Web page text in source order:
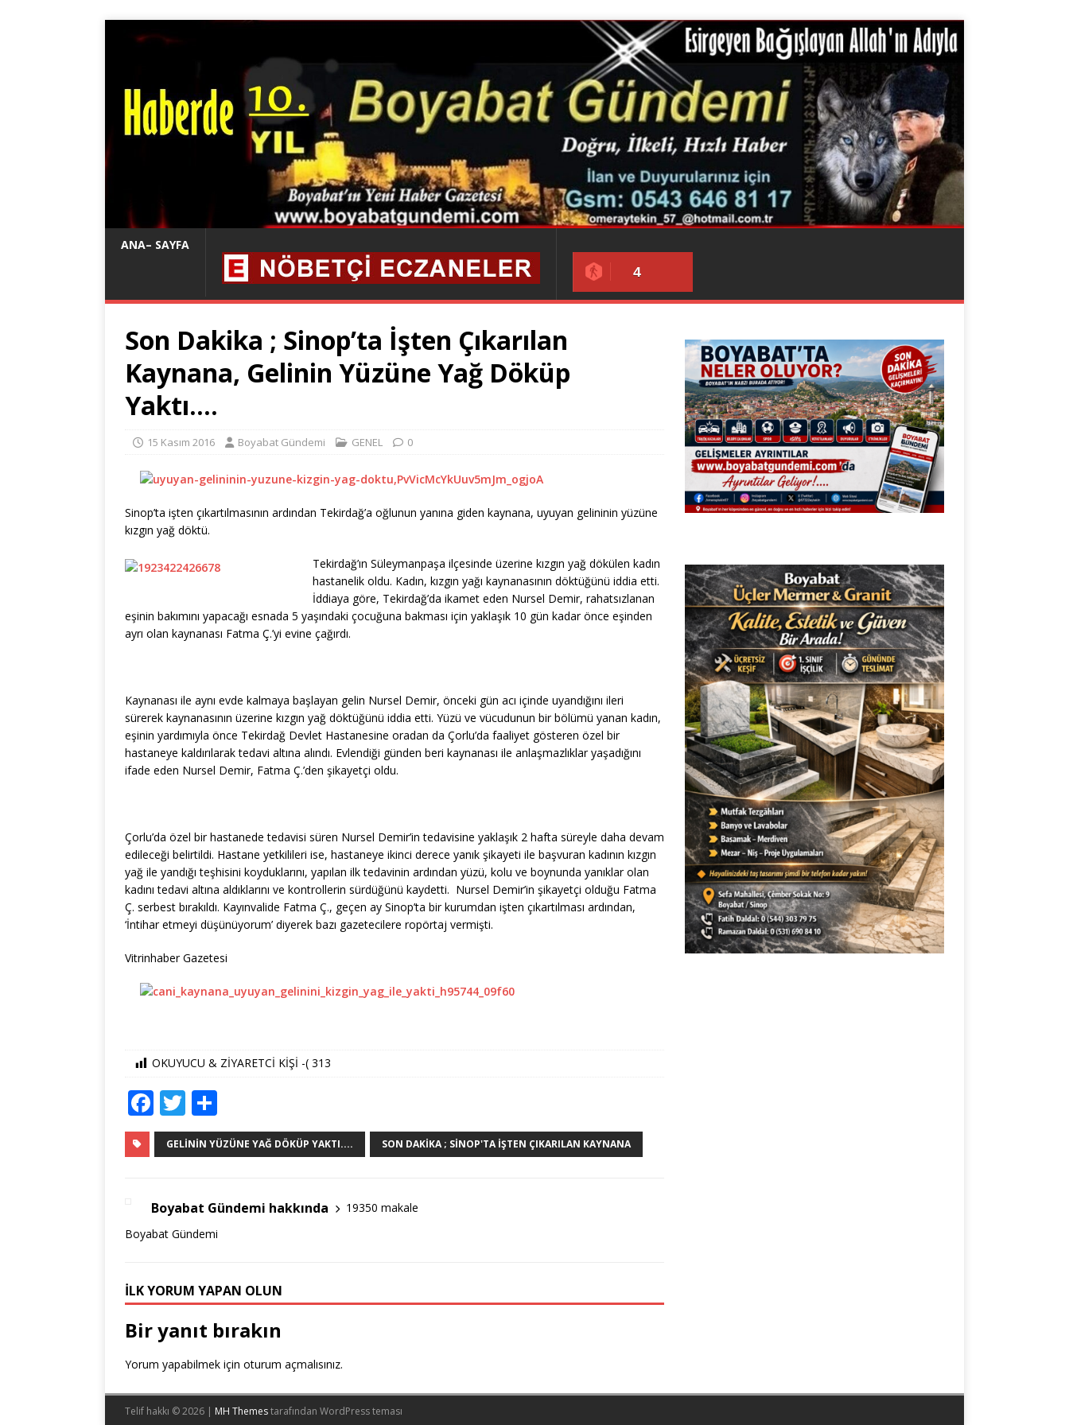
ANA– SAYFA
4
Son Dakika ; Sinop’ta İşten Çıkarılan
Kaynana, Gelinin Yüzüne Yağ Döküp
Yaktı….
15 Kasım 2016 Boyabat Gündemi GENEL 0
Sinop’ta işten çıkartılmasının ardından Tekirdağ’a oğlunun yanına giden kaynana, uyuyan gelininin yüzüne
kızgın yağ döktü.
Tekirdağ’ın Süleymanpaşa ilçesinde üzerine kızgın yağ dökülen kadın
hastanelik oldu. Kadın, kızgın yağı kaynanasının döktüğünü iddia etti.
İddiaya göre, Tekirdağ’da ikamet eden Nursel Demir, rahatsızlanan
eşinin bakımını yapacağı esnada 5 yaşındaki çocuğuna bakması için yaklaşık 10 gün kadar önce eşinden
ayrı olan kaynanası Fatma Ç.’yi evine çağırdı.
Kaynanası ile aynı evde kalmaya başlayan gelin Nursel Demir, önceki gün acı içinde uyandığını ileri
sürerek kaynanasının üzerine kızgın yağ döktüğünü iddia etti. Yüzü ve vücudunun bir bölümü yanan kadın,
eşinin yardımıyla önce Tekirdağ Devlet Hastanesine oradan da Çorlu’da faaliyet gösteren özel bir
hastaneye kaldırılarak tedavi altına alındı. Evlendiği günden beri kaynanası ile anlaşmazlıklar yaşadığını
ifade eden Nursel Demir, Fatma Ç.’den şikayetçi oldu.
Çorlu’da özel bir hastanede tedavisi süren Nursel Demir’in tedavisine yaklaşık 2 hafta süreyle daha devam
edileceği belirtildi. Hastane yetkilileri ise, hastaneye ikinci derece yanık şikayeti ile başvuran kadının kızgın
yağ ile yandığı teşhisini koyduklarını, yapılan ilk tedavinin ardından yüzü, kolu ve boynunda yanıklar olan
kadını tedavi altına aldıklarını ve kontrollerin sürdüğünü kaydetti. Nursel Demir’in şikayetçi olduğu Fatma
Ç. serbest bırakıldı. Kayınvalide Fatma Ç., geçen ay Sinop’ta bir kurumdan işten çıkartılması ardından,
‘İntihar etmeyi düşünüyorum’ diyerek bazı gazetecilere ropörtaj vermişti.
Vitrinhaber Gazetesi
OKUYUCU & ZİYARETCİ KİŞİ -( 313
F
a
c
b
o
k
T
w
it
r
h
ar
GELININ YÜZÜNE YAĞ DÖKÜP YAKTI.... SON DAKIKA ; SINOP'TA İŞTEN ÇIKARILAN KAYNANA
Boyabat Gündemi hakkında
19350 makale
Boyabat Gündemi
İLK YORUM YAPAN OLUN
Bir yanıt bırakın
Yorum yapabilmek için oturum açmalısınız.
Telif hakkı © 2026 | MH Themestarafından WordPress teması